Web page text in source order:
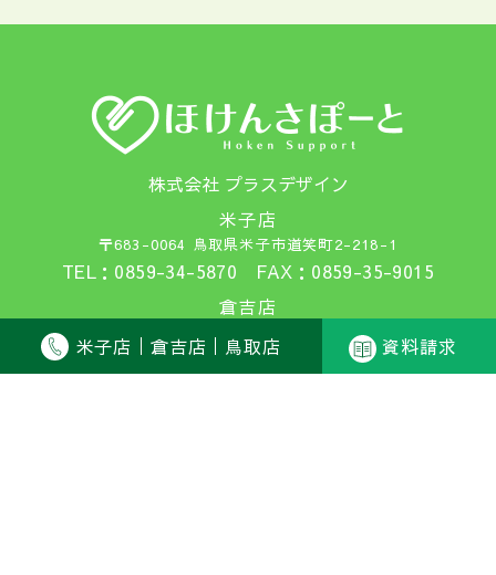
株式会社 プラスデザイン
米子店
〒683-0064 鳥取県米子市道笑町2-218-1
TEL：0859-34-5870 FAX：0859-35-9015
倉吉店
〒682-0812 鳥取県倉吉市下田中町1026
TEL：0858-27-2500 FAX：0858-27-2501
米子店 倉吉店 鳥取店 資料請求